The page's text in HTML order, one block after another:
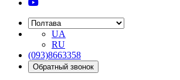
UA
RU
(093)8663358
Обратный звонок